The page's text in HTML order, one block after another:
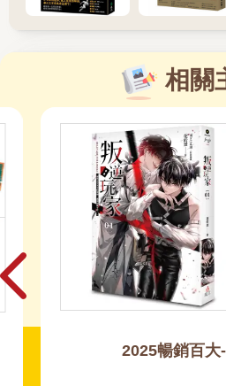
相關
2025暢銷百大